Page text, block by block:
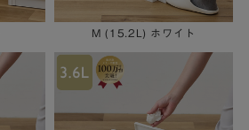
M (15.2L) ホワイト